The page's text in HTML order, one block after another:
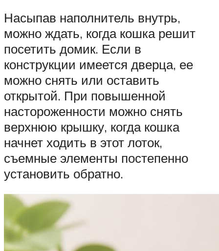
Насыпав наполнитель внутрь,
можно ждать, когда кошка решит
посетить домик. Если в
конструкции имеется дверца, ее
можно снять или оставить
открытой. При повышенной
настороженности можно снять
верхнюю крышку, когда кошка
начнет ходить в этот лоток,
съемные элементы постепенно
установить обратно.